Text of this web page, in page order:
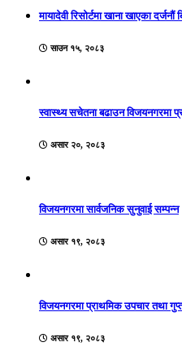
मायादेवी रिसोर्टमा खाना खाएका
साउन १५, २०८३
स्वास्थ्य सचेतना बढाउन विजयनगरमा
असार २०, २०८३
विजयनगरमा सार्वजनिक सुनुवाई सम्पन्न
असार १९, २०८३
विजयनगरमा प्राथमिक उपचार तथा
असार १९, २०८३